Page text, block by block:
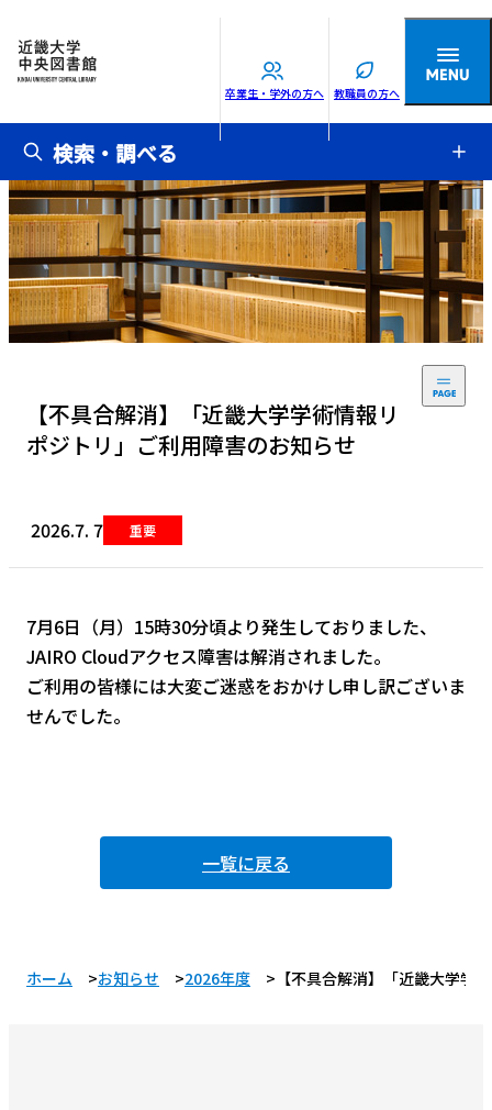
卒業生・学外の方へ 教職員の方へ
検索・調べる
【不具合解消】「近畿大学学術情報リ
ポジトリ」ご利用障害のお知らせ
2026.7. 7 重要
7月6日（月）15時30分頃より発生しておりました、
JAIRO Cloudアクセス障害は解消されました。
ご利用の皆様には大変ご迷惑をおかけし申し訳ございま
せんでした。
一覧に戻る
ホーム お知らせ 2026年度 【不具合解消】「近畿大学学